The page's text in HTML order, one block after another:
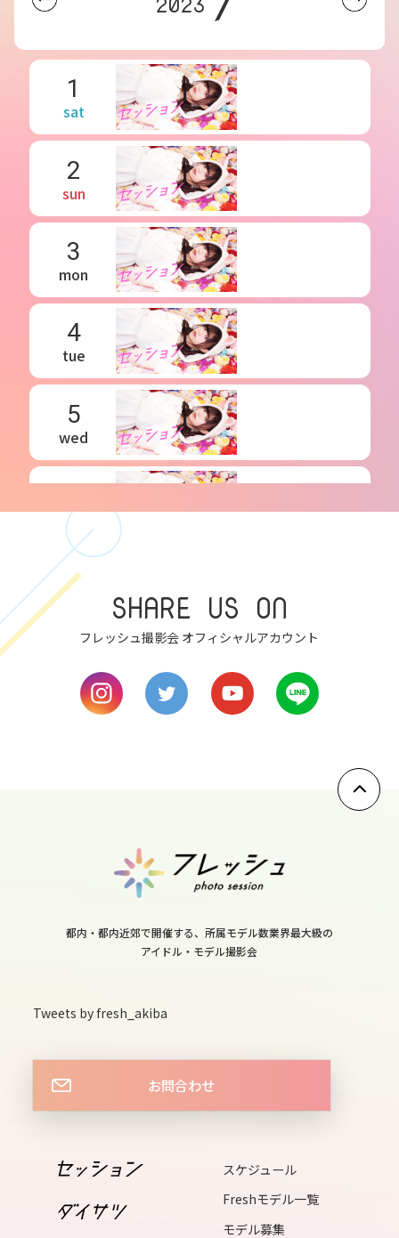
1
sat
2
sun
3
mon
4
tue
5
wed
thu
7
fri
sat
tue
wed
13
thu
fri
15
SHARE US ON
フレッシュ撮影会 オフィシャルアカウント
都内・都内近郊で開催する、所属モデル数業界最大級の
アイドル・モデル撮影会
Tweets by fresh_akiba
お問合わせ
スケジュール
Freshモデル一覧
モデル募集